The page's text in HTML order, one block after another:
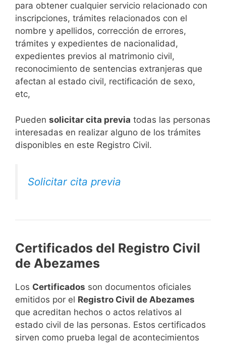
para obtener cualquier servicio relacionado con
inscripciones, trámites relacionados con el
nombre y apellidos, corrección de errores,
trámites y expedientes de nacionalidad,
expedientes previos al matrimonio civil,
reconocimiento de sentencias extranjeras que
afectan al estado civil, rectificación de sexo,
etc,
​Pueden solicitar cita previa todas las personas
interesadas en realizar alguno de los trámites
disponibles en este Registro Civil.​
Solicitar cita previa
Certificados del Registro Civil
de Abezames
Los Certificados son documentos oficiales
emitidos por el Registro Civil de Abezames
que acreditan hechos o actos relativos al
estado civil de las personas. Estos certificados
sirven como prueba legal de acontecimientos